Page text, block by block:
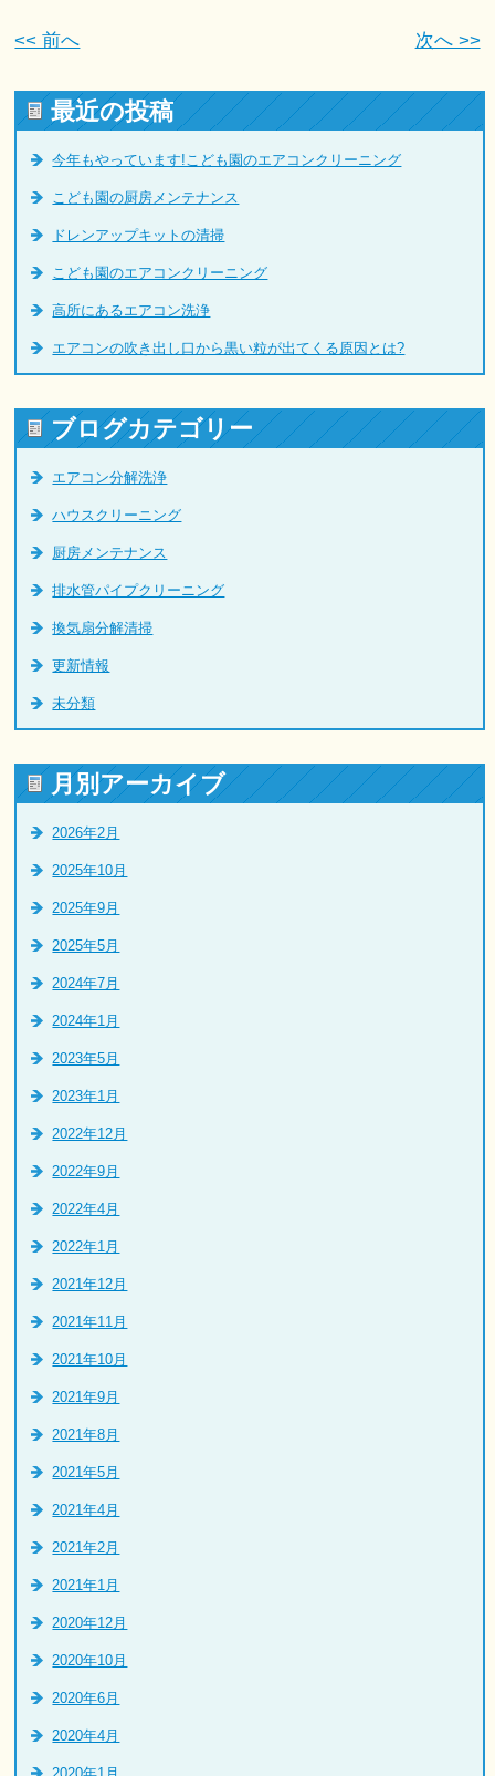
<< 前へ 次へ >>
最近の投稿
今年もやっています!こども園のエアコンクリーニング
こども園の厨房メンテナンス
ドレンアップキットの清掃
こども園のエアコンクリーニング
高所にあるエアコン洗浄
エアコンの吹き出し口から黒い粒が出てくる原因とは?
ブログカテゴリー
エアコン分解洗浄
ハウスクリーニング
厨房メンテナンス
排水管パイプクリーニング
換気扇分解清掃
更新情報
未分類
月別アーカイブ
2026年2月
2025年10月
2025年9月
2025年5月
2024年7月
2024年1月
2023年5月
2023年1月
2022年12月
2022年9月
2022年4月
2022年1月
2021年12月
2021年11月
2021年10月
2021年9月
2021年8月
2021年5月
2021年4月
2021年2月
2021年1月
2020年12月
2020年10月
2020年6月
2020年4月